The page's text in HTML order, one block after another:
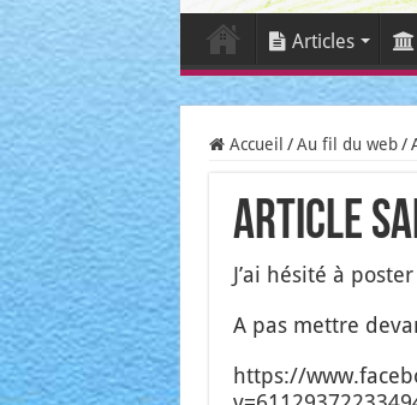
Articles
Accueil / Au fil du web /
Article
J’ai hési­té à
A pas mettre
https://